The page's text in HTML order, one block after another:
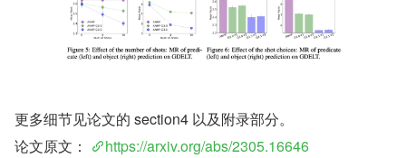
更多细节见论文的 section4 以及附录部分。
论文原文：
https://arxiv.org/abs/2305.16646